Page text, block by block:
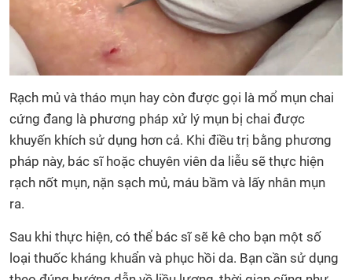
Rạch mủ và tháo mụn hay còn được gọi là mổ mụn chai
cứng đang là phương pháp xử lý mụn bị chai được
khuyến khích sử dụng hơn cả. Khi điều trị bằng phương
pháp này, bác sĩ hoặc chuyên viên da liễu sẽ thực hiện
rạch nốt mụn, nặn sạch mủ, máu bầm và lấy nhân mụn
ra.
Sau khi thực hiện, có thể bác sĩ sẽ kê cho bạn một số
loại thuốc kháng khuẩn và phục hồi da. Bạn cần sử dụng